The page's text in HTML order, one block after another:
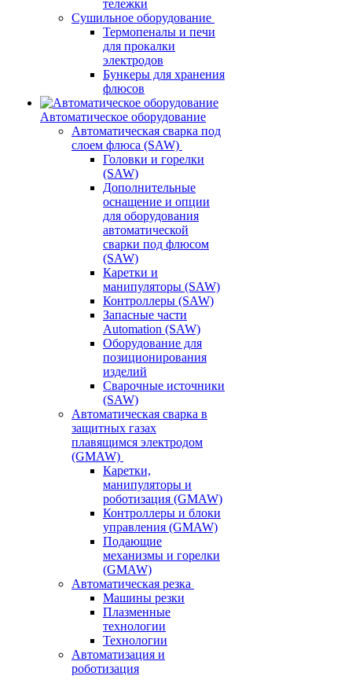
тележки
Сушильное оборудование
Термопеналы и печи
для прокалки
электродов
Бункеры для хранения
флюсов
Автоматическое оборудование
Автоматическая сварка под
слоем флюса (SAW)
Головки и горелки
(SAW)
Дополнительные
оснащение и опции
для оборудования
автоматической
сварки под флюсом
(SAW)
Каретки и
манипуляторы (SAW)
Контроллеры (SAW)
Запасные части
Automation (SAW)
Оборудование для
позиционирования
изделий
Сварочные источники
(SAW)
Автоматическая сварка в
защитных газах
плавящимся электродом
(GMAW)
Каретки,
манипуляторы и
роботизация (GMAW)
Контроллеры и блоки
управления (GMAW)
Подающие
механизмы и горелки
(GMAW)
Автоматическая резка
Машины резки
Плазменные
технологии
Технологии
Автоматизация и
роботизация